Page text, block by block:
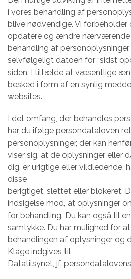
i vores behandling af
blive nødvendige. Vi forbeholder
opdatere og ændre nærværende
behandling af
selvfølgeligt datoen for “sidst
siden. I tilfælde af væsentlige
besked i form af en synlig
websites.
I det omfang, der behandles
har du ifølge persondataloven
personoplysninger, der kan
viser sig, at de oplysninger eller
dig, er urigtige eller vildledende,
disse
berigtiget, slettet eller blokeret.
indsigelse mod, at oplysninger
for behandling. Du kan også til
samtykke. Du har mulighed for
behandlingen af oplysninger og
Klage indgives til
Datatilsynet, jf. persondatalovens